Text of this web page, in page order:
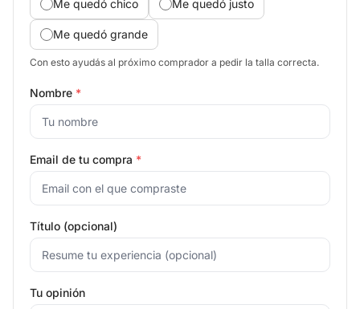
Me quedó chico Me quedó justo
Me quedó grande
Con esto ayudás al próximo comprador a pedir la talla correcta.
Nombre *
Email de tu compra *
Título (opcional)
Tu opinión